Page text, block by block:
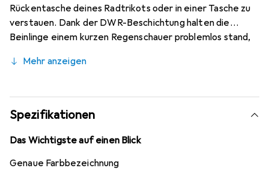
Rückentasche deines Radtrikots oder in einer Tasche zu
verstauen. Dank der DWR-Beschichtung halten die
Beinlinge einem kurzen Regenschauer problemlos stand,
dem Team Jumbo-Visma entwickelt und sind jetzt für
Mehr anzeigen
Spezifikationen
Das Wichtigste auf einen Blick
Genaue Farbbezeichnung